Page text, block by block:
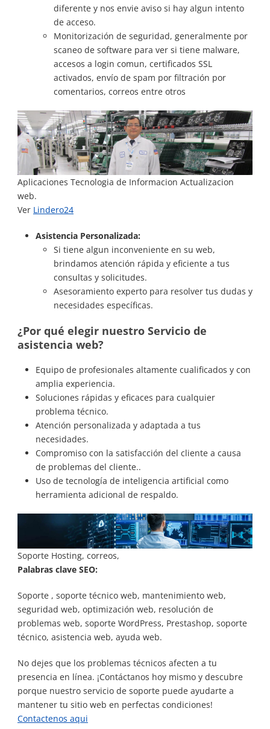
diferente y nos envie aviso si hay algun intento
de acceso.
Monitorización de seguridad, generalmente por
scaneo de software para ver si tiene malware,
accesos a login comun, certificados SSL
activados, envío de spam por filtración por
comentarios, correos entre otros
Aplicaciones Tecnologia de Informacion Actualizacion
web.
Ver Lindero24
Asistencia Personalizada:
Si tiene algun inconveniente en su web,
brindamos atención rápida y eficiente a tus
consultas y solicitudes.
Asesoramiento experto para resolver tus dudas y
necesidades específicas.
¿Por qué elegir nuestro Servicio de
asistencia web?
Equipo de profesionales altamente cualificados y con
amplia experiencia.
Soluciones rápidas y eficaces para cualquier
problema técnico.
Atención personalizada y adaptada a tus
necesidades.
Compromiso con la satisfacción del cliente a causa
de problemas del cliente..
Uso de tecnología de inteligencia artificial como
herramienta adicional de respaldo.
Soporte Hosting, correos,
Palabras clave SEO:
Soporte , soporte técnico web, mantenimiento web,
seguridad web, optimización web, resolución de
problemas web, soporte WordPress, Prestashop, soporte
técnico, asistencia web, ayuda web.
No dejes que los problemas técnicos afecten a tu
presencia en línea. ¡Contáctanos hoy mismo y descubre
porque nuestro servicio de soporte puede ayudarte a
mantener tu sitio web en perfectas condiciones!
Contactenos aqui